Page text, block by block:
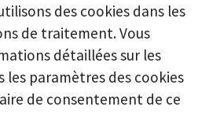
des cookies dans les
de traitement. Vous
détaillées sur les
les paramètres des cookies
de consentement de ce